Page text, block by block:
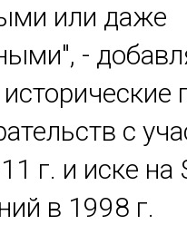
или даже
-
с
г. и иске
в 1998 г.